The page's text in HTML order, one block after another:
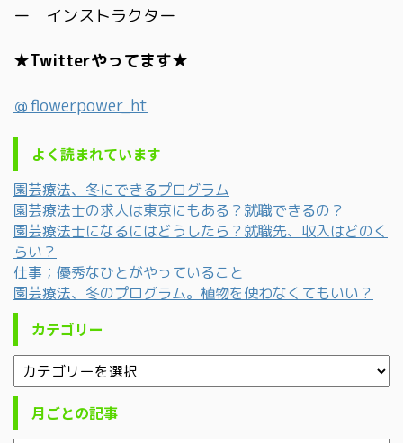
ー インストラクター
★Twitterやってます★
＠flowerpower_ht
よく読まれています
園芸療法、冬にできるプログラム
園芸療法士の求人は東京にもある？就職できるの？
園芸療法士になるにはどうしたら？就職先、収入はどのく
らい？
仕事；優秀なひとがやっていること
園芸療法、冬のプログラム。植物を使わなくてもいい？
カテゴリー
月ごとの記事